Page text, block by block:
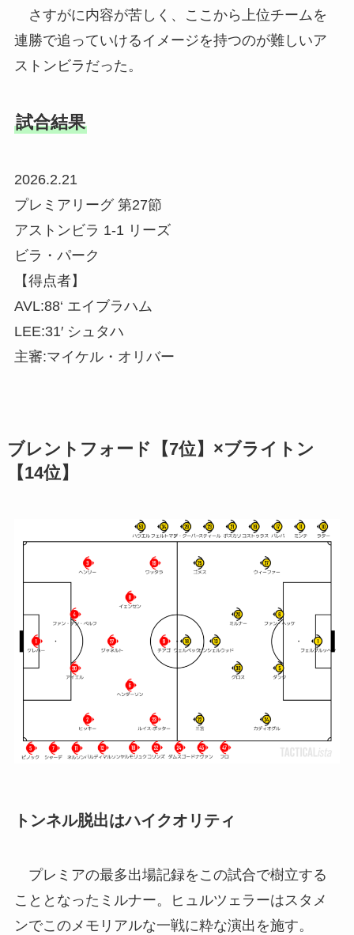
さすがに内容が苦しく、ここから上位チームを
連勝で追っていけるイメージを持つのが難しいア
ストンビラだった。
試合結果
2026.2.21
プレミアリーグ 第27節
アストンビラ 1-1 リーズ
ビラ・パーク
【得点者】
AVL:88‘ エイブラハム
LEE:31′ シュタハ
主審:マイケル・オリバー
ブレントフォード【7位】×ブライトン
【14位】
トンネル脱出はハイクオリティ
プレミアの最多出場記録をこの試合で樹立する
こととなったミルナー。ヒュルツェラーはスタメ
ンでこのメモリアルな一戦に粋な演出を施す。